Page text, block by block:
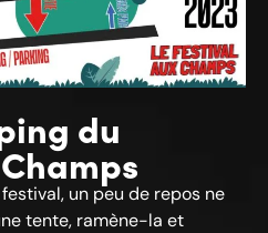
du
un peu de repos ne
tente, ramène-la et